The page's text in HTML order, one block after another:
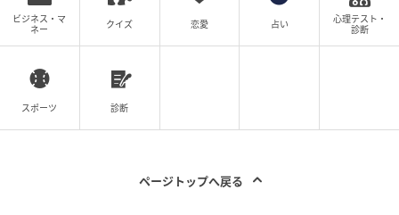
ビジネス・マ
ネー
クイズ 恋愛 占い
心理テスト・
診断
スポーツ 診断
ページトップへ戻る